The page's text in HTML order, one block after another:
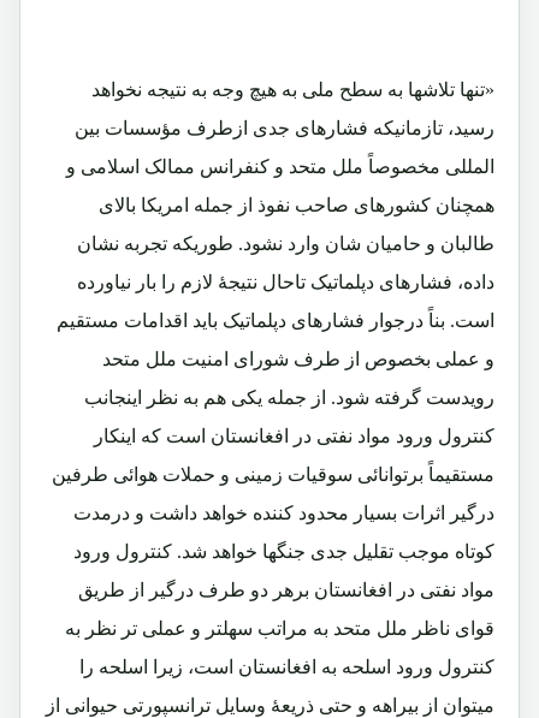
«تنها تلاشها به سطح ملی به هیچ وجه به نتیجه نخواهد
رسید، تازمانیکه فشارهای جدی ازطرف مؤسسات بین
المللی مخصوصاً ملل متحد و کنفرانس ممالک اسلامی و
همچنان کشورهای صاحب نفوذ از جمله امریکا بالای
طالبان و حامیان شان وارد نشود. طوریکه تجربه نشان
داده، فشارهای دپلماتیک تاحال نتیجۀ لازم را بار نیاورده
است. بناً درجوار فشارهای دپلماتیک باید اقدامات مستقیم
و عملی بخصوص از طرف شورای امنیت ملل متحد
رویدست گرفته شود. از جمله یکی هم به نظر اینجانب
کنترول ورود مواد نفتی در افغانستان است که اینکار
مستقیماً برتوانائی سوقیات زمینی و حملات هوائی طرفین
درگیر اثرات بسیار محدود کننده خواهد داشت و درمدت
کوتاه موجب تقلیل جدی جنگها خواهد شد. کنترول ورود
مواد نفتی در افغانستان برهر دو طرف درگیر از طریق
قوای ناظر ملل متحد به مراتب سهلتر و عملی تر نظر به
کنترول ورود اسلحه به افغانستان است، زیرا اسلحه را
میتوان از بیراهه و حتی ذریعۀ وسایل ترانسپورتی حیوانی از